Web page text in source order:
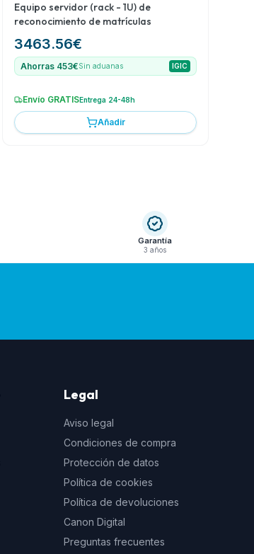
Equipo servidor (rack - 1U) de
reconocimiento de matrículas
3463.56€
Ahorras 453€Sin aduanas IGIC
Envío GRATISEntrega 24-48h
Añadir
Garantía
3 años
Legal
Aviso legal
Condiciones de compra
Protección de datos
Política de cookies
Política de devoluciones
Canon Digital
Preguntas frecuentes